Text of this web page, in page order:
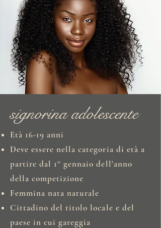
signorina adolescente
Età 16-19 anni
Deve essere nella categoria di età a
partire dal 1° gennaio dell'anno
della competizione
Femmina nata naturale
Cittadino del titolo locale e del
paese in cui gareggia